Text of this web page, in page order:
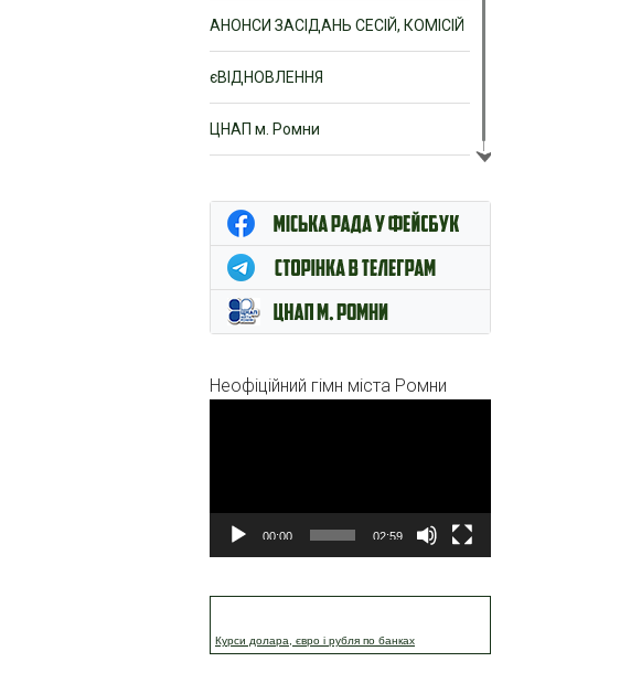
АНОНСИ ЗАСІДАНЬ СЕСІЙ, КОМІСІЙ
єВІДНОВЛЕННЯ
ЦНАП м. Ромни
Неофіційний гімн міста Ромни
00:00 02:59
Курси долара, євро і рубля по банках